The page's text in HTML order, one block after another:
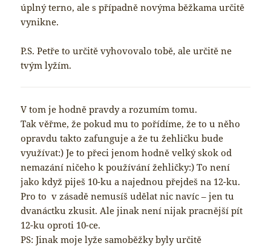
úplný terno, ale s případně novýma běžkama určitě
vynikne.
P.S. Petře to určitě vyhovovalo tobě, ale určitě ne
tvým lyžím.
V tom je hodně pravdy a rozumím tomu.
Tak věřme, že pokud mu to pořídíme, že to u něho
opravdu takto zafunguje a že tu žehličku bude
využívat:) Je to přeci jenom hodně velký skok od
nemazání ničeho k používání žehličky:) To není
jako když piješ 10-ku a najednou přejdeš na 12-ku.
Pro to v zásadě nemusíš udělat nic navíc – jen tu
dvanáctku zkusit. Ale jinak není nijak pracnější pít
12-ku oproti 10-ce.
PS: Jinak moje lyže samoběžky byly určitě